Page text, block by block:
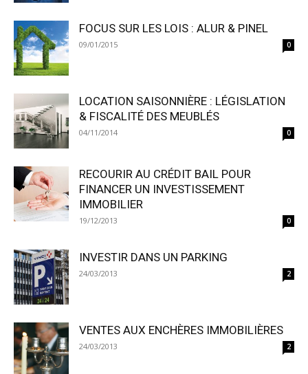
FOCUS SUR LES LOIS : ALUR & PINEL
09/01/2015 0
LOCATION SAISONNIÈRE : LÉGISLATION
& FISCALITÉ DES MEUBLÉS
04/11/2014 0
RECOURIR AU CRÉDIT BAIL POUR
FINANCER UN INVESTISSEMENT
IMMOBILIER
19/12/2013 0
INVESTIR DANS UN PARKING
24/03/2013 2
VENTES AUX ENCHÈRES IMMOBILIÈRES
24/03/2013 2